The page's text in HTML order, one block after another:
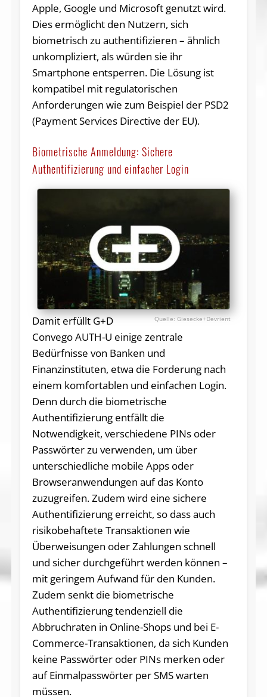
Apple, Google und Microsoft genutzt wird.
Dies ermöglicht den Nutzern, sich
biometrisch zu authentifizieren – ähnlich
unkompliziert, als würden sie ihr
Smartphone entsperren. Die Lösung ist
kompatibel mit regulatorischen
Anforderungen wie zum Beispiel der PSD2
(Payment Services Directive der EU).
Biometrische Anmeldung: Sichere
Authentifizierung und einfacher Login
Giesecke+Devrient
Damit erfüllt G+D
Convego AUTH-U einige zentrale
Bedürfnisse von Banken und
Finanzinstituten, etwa die Forderung nach
einem komfortablen und einfachen Login.
Denn durch die biometrische
Authentifizierung entfällt die
Notwendigkeit, verschiedene PINs oder
Passwörter zu verwenden, um über
unterschiedliche mobile Apps oder
Browseranwendungen auf das Konto
zuzugreifen. Zudem wird eine sichere
Authentifizierung erreicht, so dass auch
risikobehaftete Transaktionen wie
Überweisungen oder Zahlungen schnell
und sicher durchgeführt werden können –
mit geringem Aufwand für den Kunden.
Zudem senkt die biometrische
Authentifizierung tendenziell die
Abbruchraten in Online-Shops und bei E-
Commerce-Transaktionen, da sich Kunden
keine Passwörter oder PINs merken oder
auf Einmalpasswörter per SMS warten
müssen.